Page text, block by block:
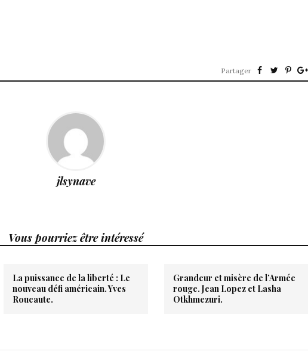
Partager
jlsynave
Vous pourriez être intéressé
La puissance de la liberté : Le
nouveau défi américain. Yves
Roucaute.
Grandeur et misère de l’Armée
rouge. Jean Lopez et Lasha
Otkhmezuri.